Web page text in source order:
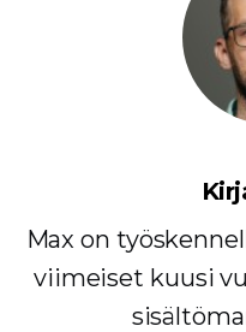
Max on
viimeiset kuusi